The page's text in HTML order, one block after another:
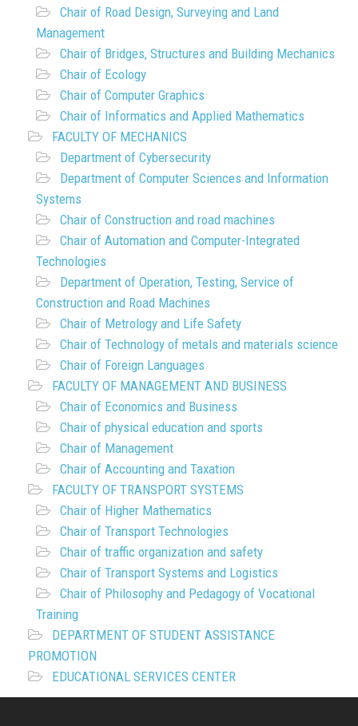
Chair of Road Design, Surveying and Land
Management
Chair of Bridges, Structures and Building Mechanics
Chair of Ecology
Chair of Computer Graphics
Chair of Informatics and Applied Mathematics
FACULTY OF MECHANICS
Department of Cybersecurity
Department of Computer Sciences and Information
Systems
Chair of Construction and road machines
Chair of Automation and Computer-Integrated
Technologies
Department of Operation, Testing, Service of
Construction and Road Machines
Chair of Metrology and Life Safety
Chair of Technology of metals and materials science
Chair of Foreign Languages
FACULTY OF MANAGEMENT AND BUSINESS
Chair of Economics and Business
Chair of physical education and sports
Chair of Management
Chair of Accounting and Taxation
FACULTY OF TRANSPORT SYSTEMS
Chair of Higher Mathematics
Chair of Transport Technologies
Chair of traffic organization and safety
Chair of Transport Systems and Logistics
Chair of Philosophy and Pedagogy of Vocational
Training
DEPARTMENT OF STUDENT ASSISTANCE
PROMOTION
EDUCATIONAL SERVICES CENTER